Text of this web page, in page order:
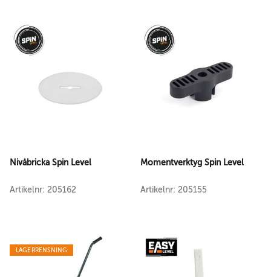
Nivåbricka Spin Level
Artikelnr: 205162
Momentverktyg Spin Level
Artikelnr: 205155
LAGERRENSNING